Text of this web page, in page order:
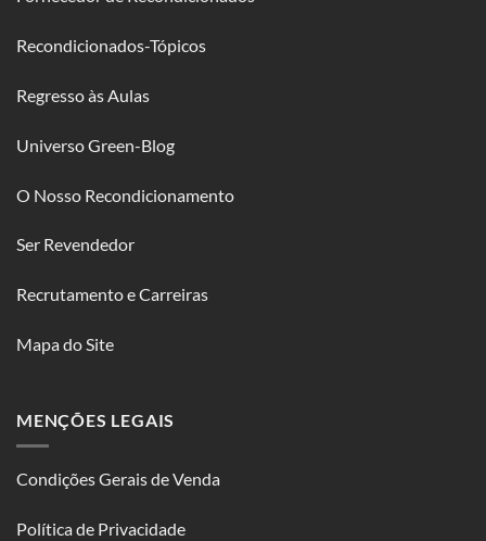
Recondicionados-Tópicos
Regresso às Aulas
Universo Green-Blog
O Nosso Recondicionamento
Ser Revendedor
Recrutamento e Carreiras
Mapa do Site
MENÇÕES LEGAIS
Condições Gerais de Venda
Política de Privacidade